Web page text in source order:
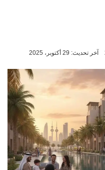
آخر تحديث: 29 أكتوبر، 2025